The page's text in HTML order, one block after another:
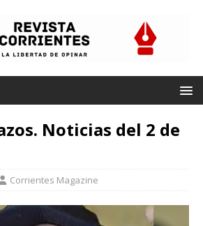
Noticias del 2 de
Corrientes Magazine